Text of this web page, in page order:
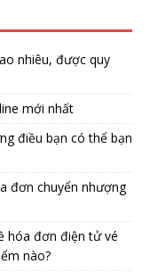
nhiêu, được quy
mới nhất
điều bạn có thể bạn
đơn chuyển nhượng
hóa đơn điện tử vé
nào?